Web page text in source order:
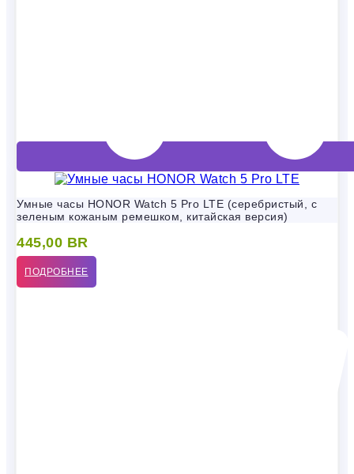
Умные часы HONOR Watch 5 Pro LTE (серебристый, с
зеленым кожаным ремешком, китайская версия)
445,00 BR
ПОДРОБНЕЕ